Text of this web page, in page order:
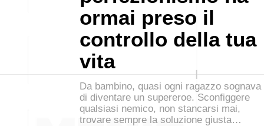
ormai preso il
controllo della tua
vita
Da bambino, quasi ogni ragazzo sognava
di diventare un supereroe. Sconfiggere
qualsiasi nemico, non stancarsi mai,
trovare sempre la soluzione giusta…